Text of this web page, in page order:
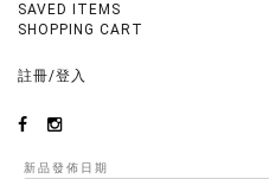
SAVED ITEMS
SHOPPING CART
註冊/登入
新品發佈日期